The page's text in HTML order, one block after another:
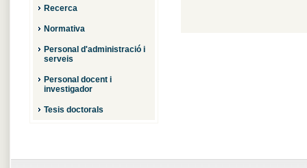
Recerca
Normativa
Personal d'administració i
serveis
Personal docent i
investigador
Tesis doctorals